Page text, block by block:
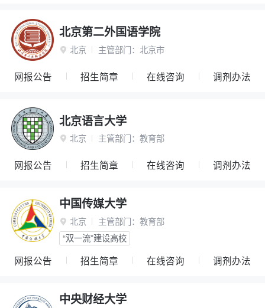
北京第二外国语学院
 北京 主管部门： 北京市
网报公告 招生简章 在线咨询 调剂办法
北京语言大学
 北京 主管部门： 教育部
网报公告 招生简章 在线咨询 调剂办法
中国传媒大学
 北京 主管部门： 教育部
“双一流”建设高校
网报公告 招生简章 在线咨询 调剂办法
中央财经大学